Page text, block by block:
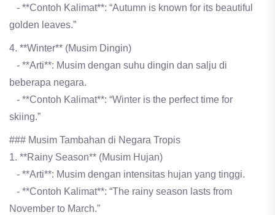
- **Contoh Kalimat**: “Autumn is known for its beautiful
golden leaves.”
4. **Winter** (Musim Dingin)
- **Arti**: Musim dengan suhu dingin dan salju di
beberapa negara.
- **Contoh Kalimat**: “Winter is the perfect time for
skiing.”
### Musim Tambahan di Negara Tropis
1. **Rainy Season** (Musim Hujan)
- **Arti**: Musim dengan intensitas hujan yang tinggi.
- **Contoh Kalimat**: “The rainy season lasts from
November to March.”